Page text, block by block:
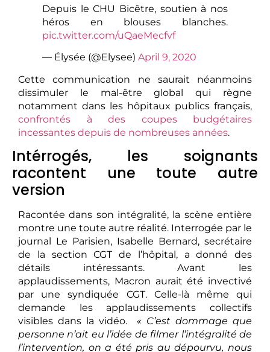
Depuis le CHU Bicêtre, soutien à nos
héros en blouses blanches.
pic.twitter.com/uQaeMecfvf
— Élysée (@Elysee) April 9, 2020
Cette communication ne saurait néanmoins
dissimuler le mal-être global qui règne
notamment dans les hôpitaux publics français,
confrontés à des coupes budgétaires
incessantes depuis de nombreuses années.
Intérrogés, les soignants
racontent une toute autre
version
Racontée dans son intégralité, la scène entière
montre une toute autre réalité. Interrogée par le
journal Le Parisien, Isabelle Bernard, secrétaire
de la section CGT de l’hôpital, a donné des
détails intéressants. Avant les
applaudissements, Macron aurait été invectivé
par une syndiquée CGT. Celle-là même qui
demande les applaudissements collectifs
visibles dans la vidéo.
« C’est dommage que
personne n’ait eu l’idée de filmer l’intégralité de
l’intervention, on a été pris au dépourvu, nous